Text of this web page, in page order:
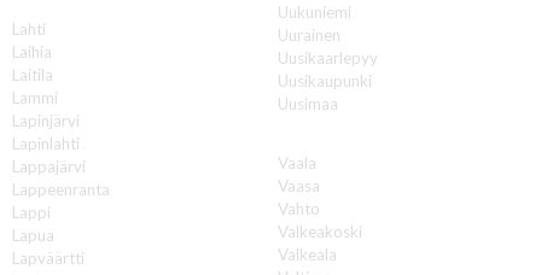
Lahti
Laihia
Laitila
Lammi
Lapinjärvi
Lapinlahti
Lappajärvi
Lappeenranta
Lappi
Lapua
Lapväärtti
Uukuniemi
Uurainen
Uusikaarlepyy
Uusikaupunki
Uusimaa
Vaala
Vaasa
Vahto
Valkeakoski
Valkeala